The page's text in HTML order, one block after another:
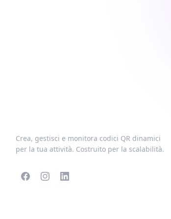
Crea, gestisci e monitora codici QR dinamici
per la tua attività. Costruito per la scalabilità.